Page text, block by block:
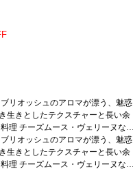
リオッシュのアロマが漂う、魅惑
生きとしたテクスチャーと長い余
理 チーズムース・ヴェリーヌな
・ブラン、ヴィオニエ認証ABオー
リオッシュのアロマが漂う、魅惑
生きとしたテクスチャーと長い余
理 チーズムース・ヴェリーヌな